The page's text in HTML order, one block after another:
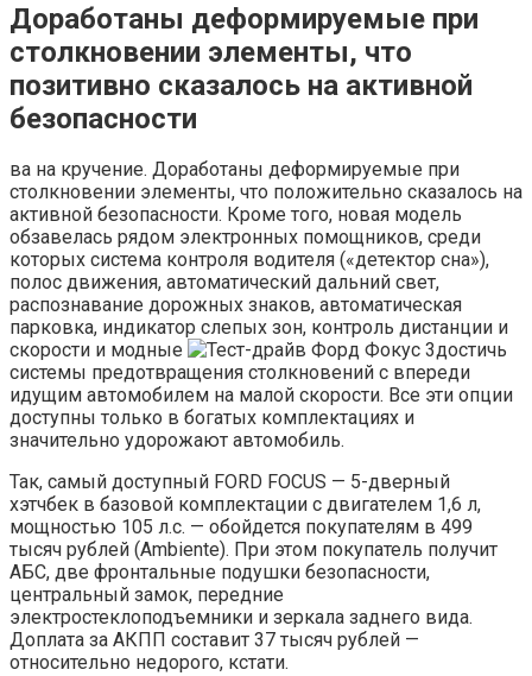
Доработаны деформируемые при
столкновении элементы, что
позитивно сказалось на активной
безопасности
ва на кручение. Доработаны деформируемые при
столкновении элементы, что положительно сказалось на
активной безопасности. Кроме того, новая модель
обзавелась рядом электронных помощников, среди
которых система контроля водителя («детектор сна»),
полос движения, автоматический дальний свет,
распознавание дорожных знаков, автоматическая
парковка, индикатор слепых зон, контроль дистанции и
скорости и модные
достичь
системы предотвращения столкновений с впереди
идущим автомобилем на малой скорости. Все эти опции
доступны только в богатых комплектациях и
значительно удорожают автомобиль.
Так, самый доступный FORD FOCUS — 5-дверный
хэтчбек в базовой комплектации с двигателем 1,6 л,
мощностью 105 л.с. — обойдется покупателям в 499
тысяч рублей (Ambiente). При этом покупатель получит
АБС, две фронтальные подушки безопасности,
центральный замок, передние
электростеклоподъемники и зеркала заднего вида.
Доплата за АКПП составит 37 тысяч рублей —
относительно недорого, кстати.